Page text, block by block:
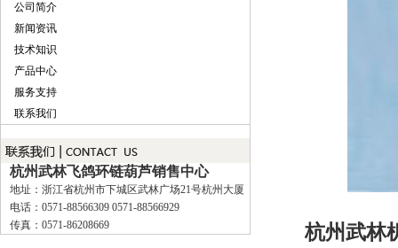
公司简介
新闻资讯
技术知识
产品中心
服务支持
联系我们
杭州武林飞鸽环链葫芦销售中心
地址：浙江省杭州市下城区武林广场21号杭州大厦
电话：0571-88566309 0571-88566929
传真：0571-86208669
杭州武林